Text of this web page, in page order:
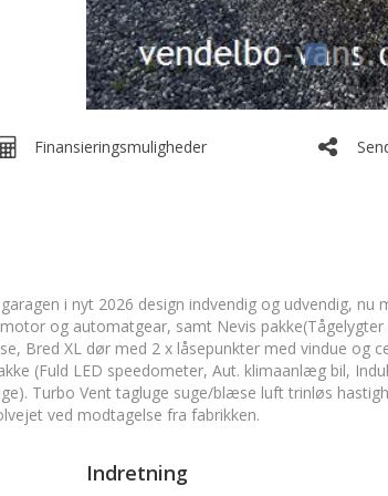
Finansieringsmuligheder
i nyt 2026 design indvendig og udvendig,
og automatgear, samt Nevis
Bred XL dør med 2 x låsepunkter med vindue og
(Fuld LED speedometer, Aut. klimaanlæg bil,
Turbo Vent tagluge suge/blæse luft trinløs
ved modtagelse fra fabrikken.
Indretning